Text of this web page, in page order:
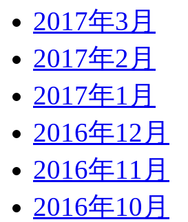
2017年3月
2017年2月
2017年1月
2016年12月
2016年11月
2016年10月